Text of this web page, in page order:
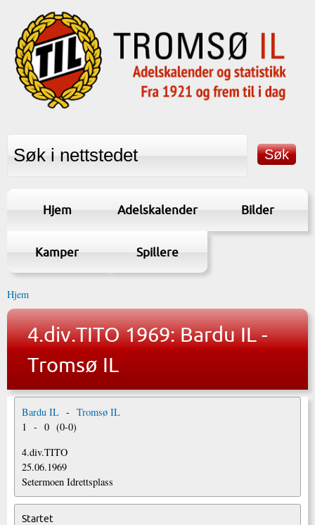
Hjem Adelskalender Bilder
Kamper Spillere
Hjem
4.div.TITO 1969: Bardu IL -
Tromsø IL
Bardu IL - Tromsø IL
1 - 0 (0-0)
4.div.TITO
25.06.1969
Setermoen Idrettsplass
Startet